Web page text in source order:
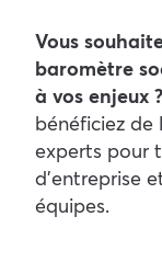
Vous
baromètre
à vos enjeux ?
bénéficiez de
experts pour
d’entreprise
équipes.